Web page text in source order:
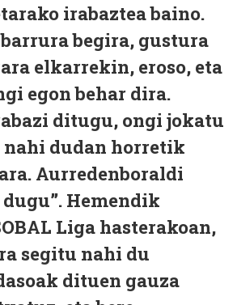
irabaztea baino.
begira, gustura
elkarrekin, eroso, eta
egon behar dira.
ditugu, ongi jokatu
dudan horretik
Aurredenboraldi
Hemendik
Liga hasterakoan,
segitu nahi du
dituen gauza